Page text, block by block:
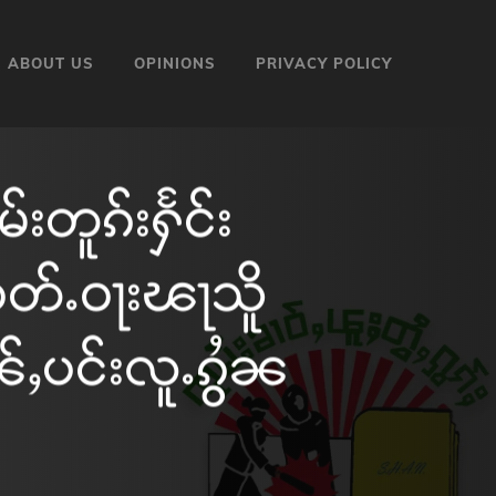
ABOUT US OPINIONS PRIVACY POLICY
တူၵ်းႁႅင်း
ႉဝႃးၽႃသိူ
ႇပင်းလူႉၵွႆၼ